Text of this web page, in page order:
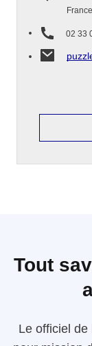
France
02 33
Tout
Le officiel de